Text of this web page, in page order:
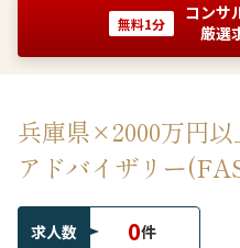
無料1分
コンサ
厳選
兵庫県×2000万円
アドバイザリー
求人数 0件